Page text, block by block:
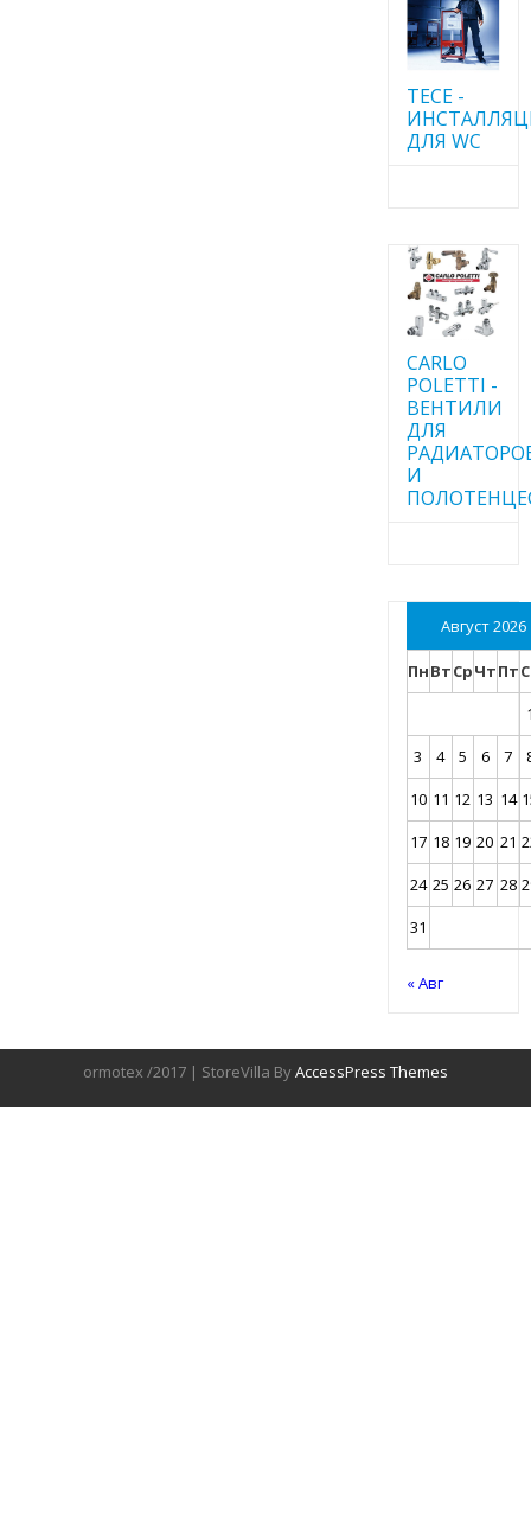
TECE -
ДЛЯ WC
CARLO
POLETTI -
ВЕНТИЛИ
ДЛЯ
И
Август 2026
ПнВтСрЧтПт
3
4 5 6 7
10 11 12 13 14
17 18 19 20 21
24 25 26 27 28
31
« Авг
ormotex /2017 | StoreVilla ByAccessPress Themes